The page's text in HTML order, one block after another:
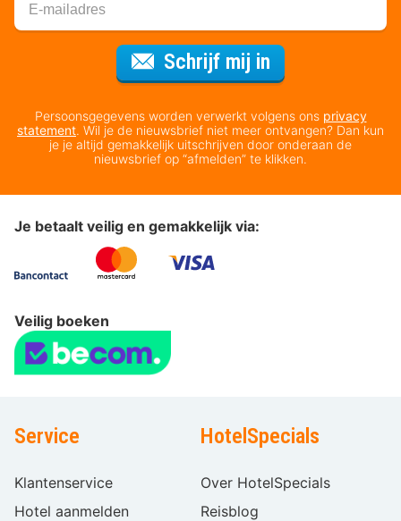
Schrijf mij in
Persoonsgegevens worden verwerkt volgens ons privacy
statement. Wil je de nieuwsbrief niet meer ontvangen? Dan kun
je je altijd gemakkelijk uitschrijven door onderaan de
nieuwsbrief op “afmelden” te klikken.
Je betaalt veilig en gemakkelijk via:
Veilig boeken
Service
Klantenservice
Hotel aanmelden
HotelSpecials
Over HotelSpecials
Reisblog